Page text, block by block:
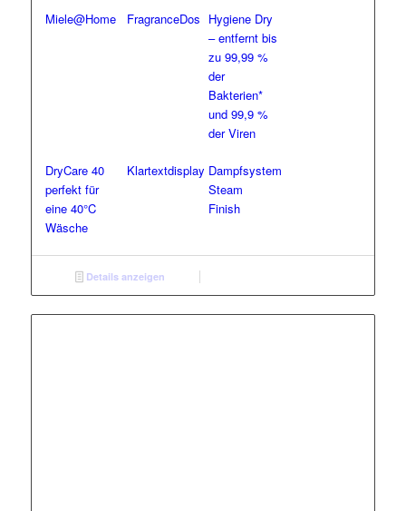
Miele@Home FragranceDos Hygiene Dry
– entfernt bis
zu 99,99 %
der
Bakterien*
und 99,9 %
der Viren
DryCare 40
perfekt für
eine 40°C
Wäsche
Klartextdisplay Dampfsystem
Steam
Finish
Details anzeigen